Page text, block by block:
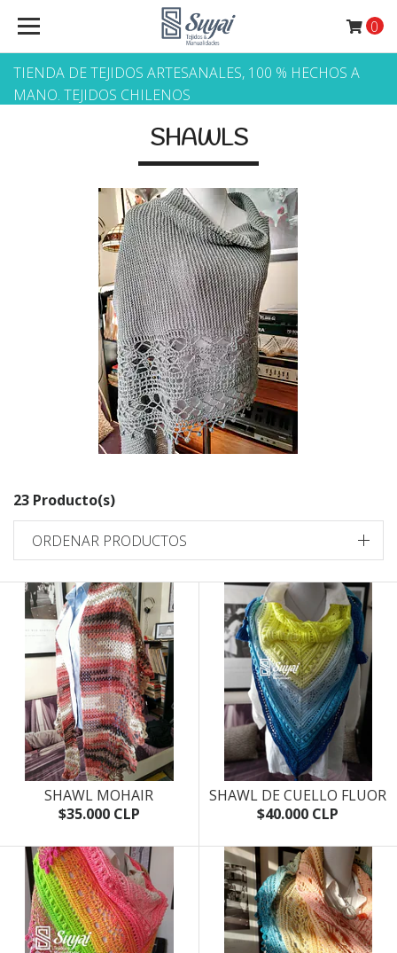
TIENDA DE TEJIDOS ARTESANALES, 100 % HECHOS A
MANO. TEJIDOS CHILENOS
0
SHAWLS
23 Producto(s)
ORDENAR PRODUCTOS
SHAWL MOHAIR
$35.000 CLP
SHAWL DE CUELLO FLUOR
$40.000 CLP